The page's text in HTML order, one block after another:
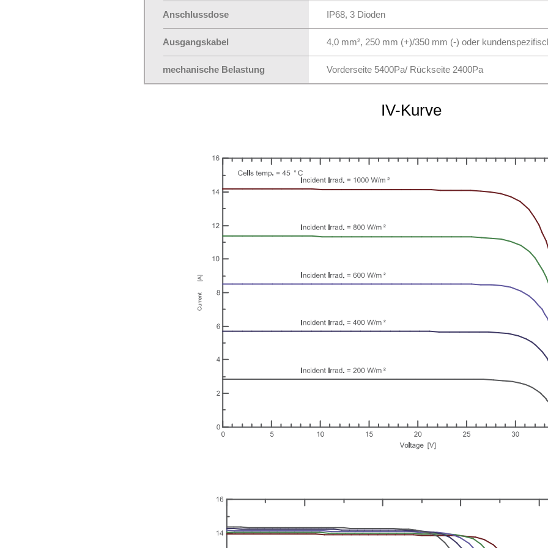
Anschlussdose IP68, 3 Dioden
Ausgangskabel 4,0 mm², 250 mm (+)/350 mm (-) oder
mechanische Belastung Vorderseite 5400Pa/ Rückseite 2400Pa
IV-Kurve